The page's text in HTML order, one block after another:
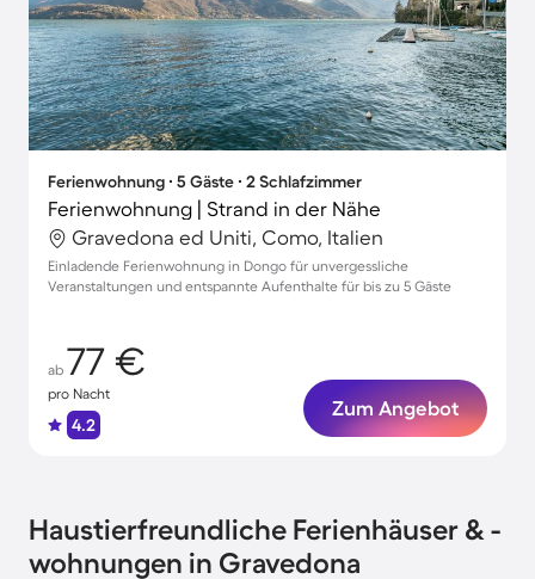
Ferienwohnung ∙ 5 Gäste ∙ 2 Schlafzimmer
Ferienwohnung | Strand in der Nähe
Gravedona ed Uniti, Como, Italien
Einladende Ferienwohnung in Dongo für unvergessliche
Veranstaltungen und entspannte Aufenthalte für bis zu 5 Gäste
ab 77 €
pro Nacht
4.2
Zum Angebot
Haustierfreundliche Ferienhäuser & -
wohnungen in Gravedona